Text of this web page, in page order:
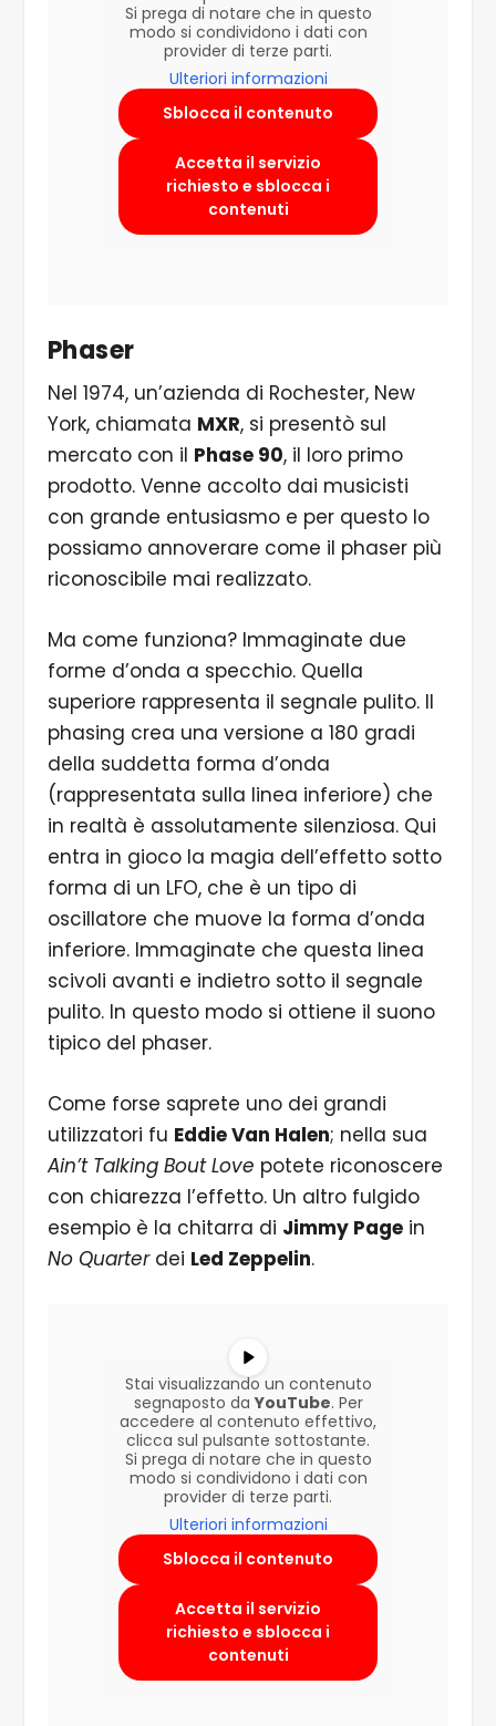
Si prega di notare che in questo
modo si condividono i dati con
provider di terze parti.
Ulteriori informazioni
Sblocca il contenuto
Accetta il servizio
richiesto e sblocca i
contenuti
Phaser
Nel 1974, un’azienda di Rochester, New
York, chiamata MXR, si presentò sul
mercato con il Phase 90, il loro primo
prodotto. Venne accolto dai musicisti
con grande entusiasmo e per questo lo
possiamo annoverare come il phaser più
riconoscibile mai realizzato.
Ma come funziona? Immaginate due
forme d’onda a specchio. Quella
superiore rappresenta il segnale pulito. Il
phasing crea una versione a 180 gradi
della suddetta forma d’onda
(rappresentata sulla linea inferiore) che
in realtà è assolutamente silenziosa. Qui
entra in gioco la magia dell’effetto sotto
forma di un LFO, che è un tipo di
oscillatore che muove la forma d’onda
inferiore. Immaginate che questa linea
scivoli avanti e indietro sotto il segnale
pulito. In questo modo si ottiene il suono
tipico del phaser.
Come forse saprete uno dei grandi
utilizzatori fu Eddie Van Halen; nella sua
Ain’t Talking Bout Love potete riconoscere
con chiarezza l’effetto. Un altro fulgido
esempio è la chitarra di Jimmy Pagein
No Quarterdei Led Zeppelin.
Stai visualizzando un contenuto
segnaposto daYouTube. Per
accedere al contenuto effettivo,
clicca sul pulsante sottostante.
Si prega di notare che in questo
modo si condividono i dati con
provider di terze parti.
Ulteriori informazioni
Sblocca il contenuto
Accetta il servizio
richiesto e sblocca i
contenuti